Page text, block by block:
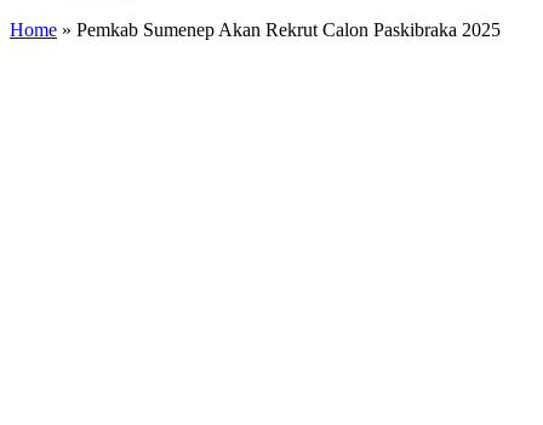
Home » Pemkab Sumenep Akan Rekrut Calon Paskibraka 2025